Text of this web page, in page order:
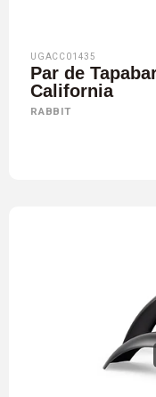
UGACC01435
Par de
California
RABBIT